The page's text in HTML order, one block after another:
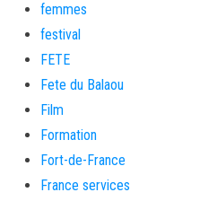
femmes
festival
FETE
Fete du Balaou
Film
Formation
Fort-de-France
France services